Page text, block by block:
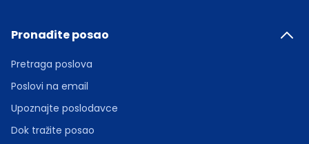
Pronađite posao
Pretraga poslova
Poslovi na email
Upoznajte poslodavce
Dok tražite posao